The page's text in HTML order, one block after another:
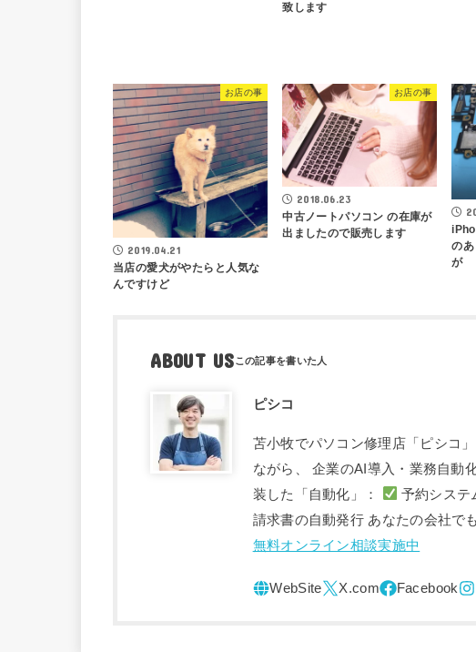
致します
お店の事
2019.04.21
当店の愛犬がやたらと人気な
んですけど
お店の事
2018.06.23
中古ノートパソコン の在庫が
出ましたので販売します
の
が
ABOUT US
ピシコ
苫小牧でパソコン修理店「ピシコ
ながら、 企業のAI導入・業務自動
装した「自動化」：
予約システ
請求書の自動発行 あなたの会社で
無料オンライン相談実施中